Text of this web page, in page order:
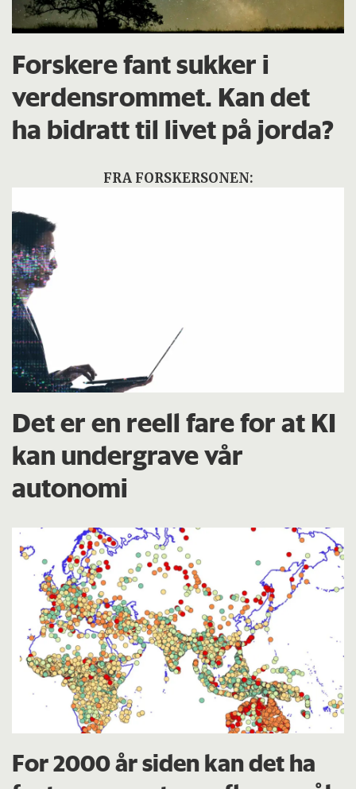
Forskere fant sukker i
verdensrommet. Kan det
ha bidratt til livet på jorda?
FRA FORSKERSONEN:
Det er en reell fare for at KI
kan undergrave vår
autonomi
For 2000 år siden kan det ha